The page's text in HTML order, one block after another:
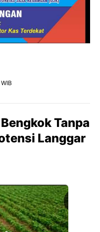
Tanpa
Langgar